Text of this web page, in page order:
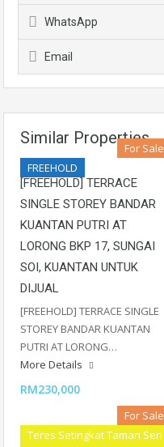
WhatsApp
Email
Similar Properties
FREEHOLD
For Sale
[FREEHOLD] TERRACE
SINGLE STOREY BANDAR
KUANTAN PUTRI AT
LORONG BKP 17, SUNGAI
SOI, KUANTAN UNTUK
DIJUAL
[FREEHOLD] TERRACE SINGLE
STOREY BANDAR KUANTAN
PUTRI AT LORONG…
More Details
RM230,000
Teres Setingkat Taman Seri
For Sale